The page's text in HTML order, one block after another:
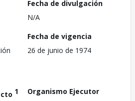
Fecha de divulgación
N/A
Fecha de vigencia
26 de junio de 1974
1
Organismo Ejecutor